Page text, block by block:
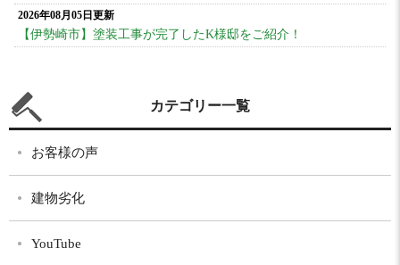
2026年08月05日更新
【伊勢崎市】塗装工事が完了したK様邸をご紹介！
カテゴリー一覧
お客様の声
建物劣化
YouTube